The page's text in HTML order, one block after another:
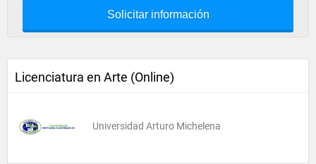
Solicitar información
Licenciatura en Arte (Online)
Universidad Arturo Michelena